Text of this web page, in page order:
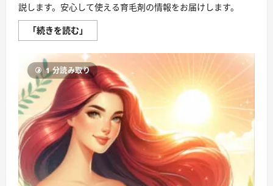
説します。安心して使える育毛剤の情報をお届けします。
「続きを読む」
ノ
シ
ジ
ル
で
安
全
に
発
毛！
安
心
し
て
使
え
る
1 分読み取り